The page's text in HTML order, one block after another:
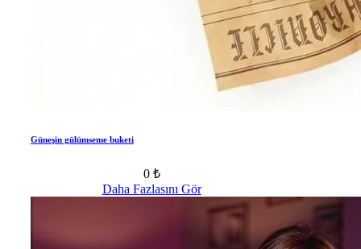
Güneşin gülümseme buketi
0 ₺
Daha Fazlasını Gör